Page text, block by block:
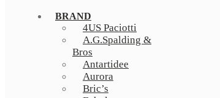
BRAND
4US Paciotti
A.G.Spalding &
Bros
Antartidee
Aurora
Bric’s